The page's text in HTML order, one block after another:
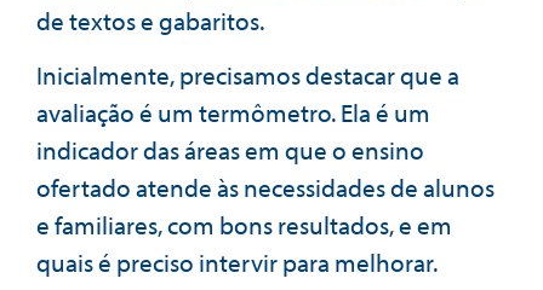
de textos e gabaritos.
Inicialmente, precisamos destacar que a
avaliação é um termômetro. Ela é um
indicador das áreas em que o ensino
ofertado atende às necessidades de alunos
e familiares, com bons resultados, e em
quais é preciso intervir para melhorar.